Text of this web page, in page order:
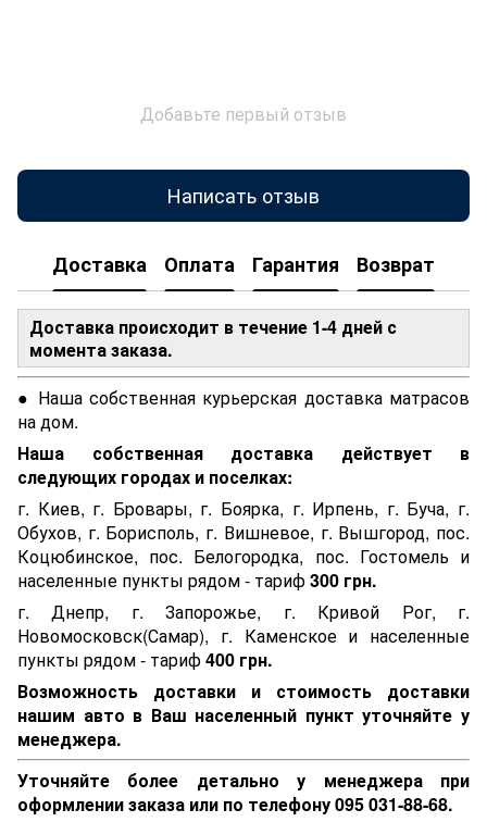
Добавьте первый отзыв
Написать отзыв
Доставка Оплата Гарантия Возврат
Доставка происходит в течение 1-4 дней с
момента заказа.
● Наша собственная курьерская доставка матрасов
на дом.
Наша собственная доставка действует в
следующих городах и поселках:
г. Киев, г. Бровары, г. Боярка, г. Ирпень, г. Буча, г.
Обухов, г. Борисполь, г. Вишневое, г. Вышгород, пос.
Коцюбинское, пос. Белогородка, пос. Гостомель и
населенные пункты рядом - тариф300 грн.
г. Днепр, г. Запорожье, г. Кривой Рог, г.
Новомосковск(Самар), г. Каменское и населенные
пункты рядом - тариф400 грн.
Возможность доставки и стоимость доставки
нашим авто в Ваш населенный пункт уточняйте у
менеджера.
Уточняйте более детально у менеджера при
оформлении заказа или по телефону 095 031-88-68.